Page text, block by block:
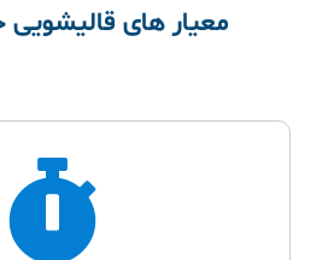
معیار های